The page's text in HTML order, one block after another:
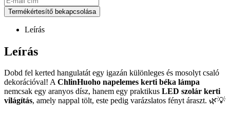
Termékértesítő bekapcsolása
Leírás
Leírás
Dobd fel kerted hangulatát egy igazán különleges és mosolyt csaló
dekorációval! AChlinHuoho napelemes kerti béka lámpa
nemcsak egy aranyos dísz, hanem egy praktikus LED szolár kerti
világítás, amely nappal tölt, este pedig varázslatos fényt áraszt. 🌿💡